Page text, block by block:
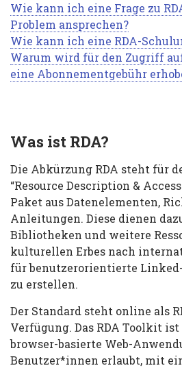
Wie kann ich eine Frage zu
Problem ansprechen?
Wie kann ich eine RDA-
Warum wird für den Zugriff
eine Abonnementgebühr
Was ist RDA?
Die Abkürzung RDA steht für
“Resource Description &
Paket aus Datenelementen,
Anleitungen. Diese dienen
Bibliotheken und weitere
kulturellen Erbes nach
für benutzerorientierte
zu erstellen.
Der Standard steht online als
Verfügung. Das RDA Toolkit
browser-basierte Web-
Benutzer*innen erlaubt, mit